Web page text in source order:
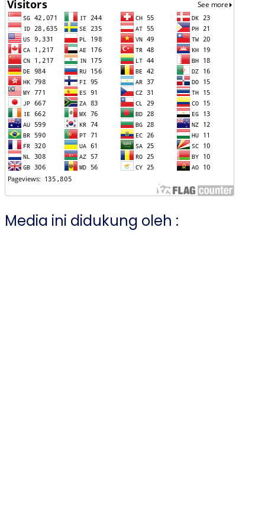
Media ini didukung oleh :